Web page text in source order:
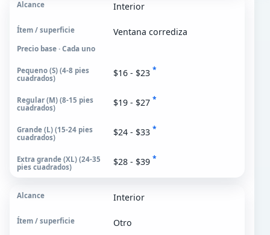
Interior
Ventana corrediza
Precio base · Cada uno
$16 - $23 *
$19 - $27 *
$24 - $33 *
$28 - $39 *
Interior
Otro